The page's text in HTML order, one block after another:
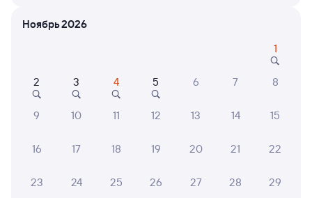
из Тайшета
Маршрут
Плацкарт
от 1 ⁠362 ⁠₽
Купе
2 ⁠431 ⁠₽
082И Проходящий 7,7
Ноябрь 2026
1
2 3 4 5 6 7 8
9 10 11 12 13 14 15
16 17 18 19 20 21 22
23 24 25 26 27 28 29